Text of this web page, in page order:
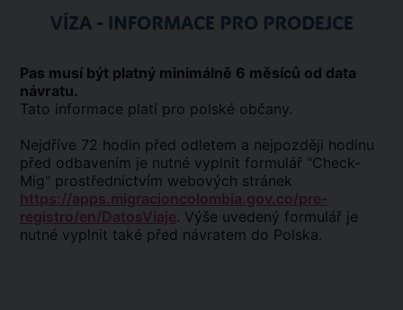
VÍZA - INFORMACE PRO PRODEJCE
Pas musí být platný minimálně 6 měsíců od data
návratu.
Tato informace platí pro polské občany.
Nejdříve 72 hodin před odletem a nejpozději hodinu
před odbavením je nutné vyplnit formulář "Check-
Mig" prostřednictvím webových stránek
https://apps.migracioncolombia.gov.co/pre-
registro/en/DatosViaje. Výše uvedený formulář je
nutné vyplnit také před návratem do Polska.